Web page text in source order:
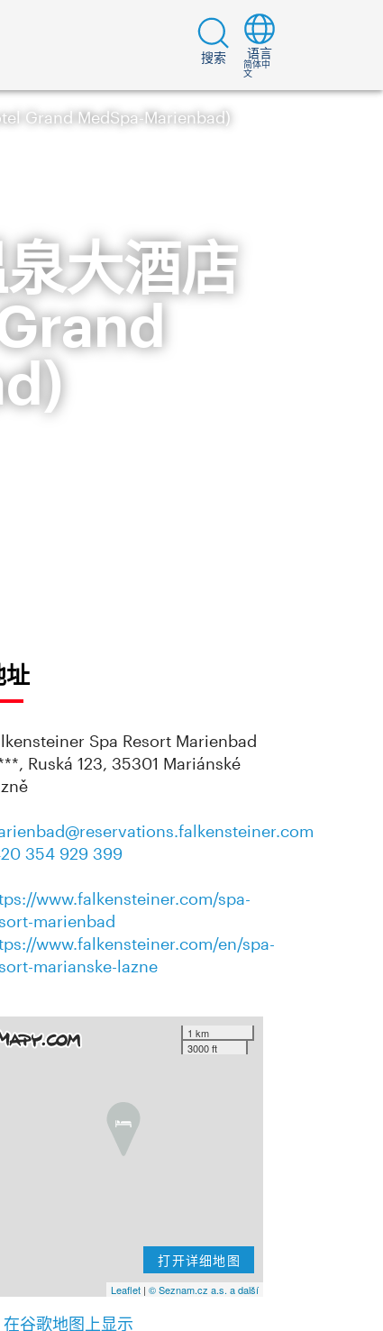
搜索 语言
简体中
文
Grand MedSpa-Marienbad)
大酒店
址
Spa Resort Marienbad
Ruská 123, 35301 Mariánské
354 929 399
www.falkensteiner.com/spa-
marienbad
www.falkensteiner.com/en/spa-
marianske-lazne
1 km
3000 ft
打开详细地图
Leaflet| © Seznam.cz a.s. a další
在谷歌地图上显示